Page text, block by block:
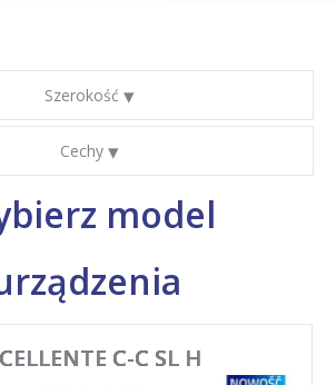
Szerokość
Cechy
model
C-C SL H